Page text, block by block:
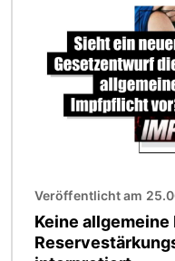
Veröffentlicht am
Keine